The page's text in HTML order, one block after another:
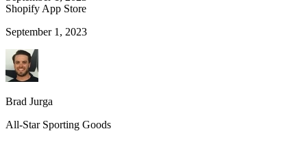
Shopify App Store
September 1, 2023
Brad Jurga
All-Star Sporting Goods